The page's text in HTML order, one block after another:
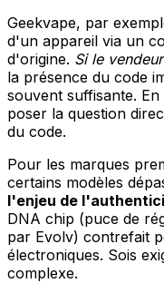
Geekvape, par
d'un appareil via un
d'origine. Si le
la présence du code
souvent suffisante.
poser la question
du code.
Pour les marques
certains modèles
l'enjeu de
DNA chip (puce de
par Evolv) contrefait
électroniques. Sois
complexe.